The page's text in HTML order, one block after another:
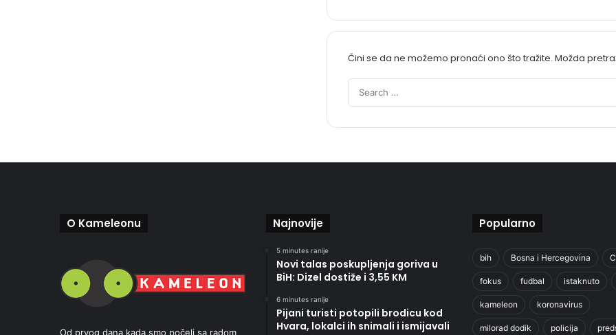
Čini se da ne možemo pronaći ono što tražite. Možda
O Kameleonu
Od prvog dana kada smo počeli sa radom
Najnovije
5 minutes ranije
Novi talas poskupljenja goriva u
BiH: Dizel dostiže i 3,55 KM
6 minutes ranije
Pijani turisti potopili brodicu kod
Hvara, lokalci ih snimali i ismijavali
Popularno
bih Bosna i Hercegovina
fokus fudbal istaknuto
kameleon koronavirus
milorad dodik policija